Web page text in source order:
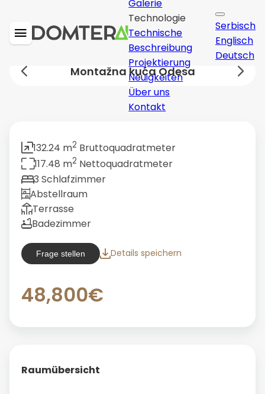
Galerie
Technologie
Technische
Beschreibung
Projektierung
Neuigkeiten
Über uns
Kontakt
Serbisch
Englisch
Deutsch
Montažna kuća Odesa
132.24 m2 Bruttoquadratmeter
117.48 m2 Nettoquadratmeter
3 Schlafzimmer
Abstellraum
Terrasse
Badezimmer
Frage stellen Details speichern
48,800€
Raumübersicht